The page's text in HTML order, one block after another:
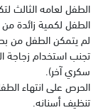
الطفل لعامه الثالث
الطفل لكمية زائدة
لم يتمكن الطفل من
تجنب استخدام زجاجة
سكري آخر).
الحرص على انتهاء
تنظيف أسنانه.